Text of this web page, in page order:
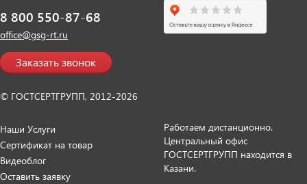
8 800 550-87-68
office@gsg-rt.ru
Заказать звонок
© ГОСТСЕРТГРУПП, 2012-2026
Наши Услуги
Сертификат на товар
Видеоблог
Оставить заявку
Работаем дистанционно.
Центральный офис
ГОСТСЕРТГРУПП находится в
Казани.